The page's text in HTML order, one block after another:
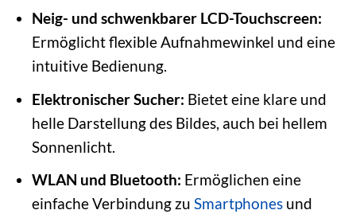
Neig- und schwenkbarer LCD-Touchscreen:
Ermöglicht flexible Aufnahmewinkel und eine
intuitive Bedienung.
Elektronischer Sucher: Bietet eine klare und
helle Darstellung des Bildes, auch bei hellem
Sonnenlicht.
WLAN und Bluetooth: Ermöglichen eine
einfache Verbindung zu Smartphonesund